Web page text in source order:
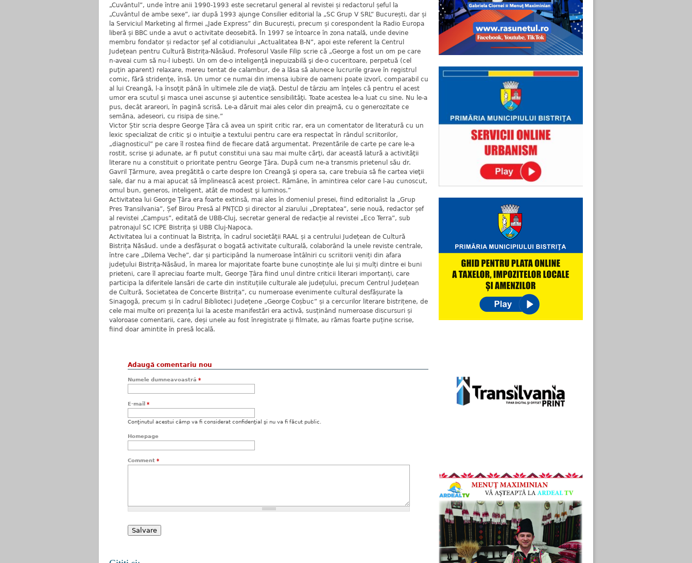
„Cuvântul”, unde între anii 1990-1993 este secretarul general al revistei și redactorul șeful la
„Cuvântul de ambe sexe”, iar după 1993 ajunge Consilier editorial la „SC Grup V SRL” București, dar și
la Serviciul Marketing al firmei „Jade Express” din București, precum și corespondent la Radio Europa
liberă și BBC unde a avut o activitate deosebită. În 1997 se întoarce în zona natală, unde devine
membru fondator și redactor șef al cotidianului „Actualitatea B-N”, apoi este referent la Centrul
Județean pentru Cultură Bistrița-Năsăud. Profesorul Vasile Filip scrie că „George a fost un om pe care
n-aveai cum să nu-l iubeşti. Un om de-o inteligenţă inepuizabilă şi de-o cuceritoare, perpetuă (cel
puţin aparent) relaxare, mereu tentat de calambur, de a lăsa să alunece lucrurile grave în registrul
comic, fără stridenţe, însă. Un umor ce numai din imensa iubire de oameni poate izvorî, comparabil cu
al lui Creangă, l-a însoţit până în ultimele zile de viaţă. Destul de târziu am înţeles că pentru el acest
umor era scutul şi masca unei ascunse şi autentice sensibilităţi. Toate acestea le-a luat cu sine. Nu le-a
pus, decât arareori, în pagină scrisă. Le-a dăruit mai ales celor din preajmă, cu o generozitate ce
semăna, adeseori, cu risipa de sine.”
Victor Știr scria despre George Ţâra că avea un spirit critic rar, era un comentator de literatură cu un
lexic specializat de critic şi o intuiţie a textului pentru care era respectat în rândul scriitorilor,
„diagnosticul” pe care îl rostea fiind de fiecare dată argumentat. Prezentările de carte pe care le-a
rostit, scrise şi adunate, ar fi putut constitui una sau mai multe cărţi, dar această latură a activităţii
literare nu a constituit o prioritate pentru George Ţâra. După cum ne-a transmis prietenul său dr.
Gavril Ţărmure, avea pregătită o carte despre Ion Creangă şi opera sa, care trebuia să fie cartea vieţii
sale, dar nu a mai apucat să împlinească acest proiect. Rămâne, în amintirea celor care l-au cunoscut,
omul bun, generos, inteligent, atât de modest şi luminos.”
Activitatea lui George Țâra era foarte extinsă, mai ales în domeniul presei, fiind editorialist la „Grup
Pres Transilvania”, Șef Birou Presă al PNȚCD și director al ziarului „Dreptatea”, serie nouă, redactor șef
al revistei „Campus”, editată de UBB-Cluj, secretar general de redacție al revistei „Eco Terra”, sub
patronajul SC ICPE Bistrița și UBB Cluj-Napoca.
Activitatea lui a continuat la Bistrița, în cadrul societății RAAL și a centrului Județean de Cultură
Bistrița Năsăud. unde a desfășurat o bogată activitate culturală, colaborând la unele reviste centrale,
între care „Dilema Veche”, dar și participând la numeroase întâlniri cu scriitorii veniți din afara
județului Bistrița-Năsăud, în marea lor majoritate foarte bune cunoștințe ale lui și mulți dintre ei buni
prieteni, care îl apreciau foarte mult, George Țâra fiind unul dintre criticii literari importanți, care
participa la diferitele lansări de carte din instituțiile culturale ale județului, precum Centrul Județean
de Cultură, Societatea de Concerte Bistrița”, cu numeroase evenimente cultural desfășurate la
Sinagogă, precum și în cadrul Biblioteci Județene „George Coșbuc” și a cercurilor literare bistrițene, de
cele mai multe ori prezența lui la aceste manifestări era activă, susținând numeroase discursuri și
valoroase comentarii, care, deși unele au fost înregistrate și filmate, au rămas foarte puține scrise,
fiind doar amintite în presă locală.
Adaugă comentariu nou
Numele dumneavoastră *
E-mail *
Conţinutul acestui câmp va fi considerat confidenţial şi nu va fi făcut public.
Homepage
Comment *